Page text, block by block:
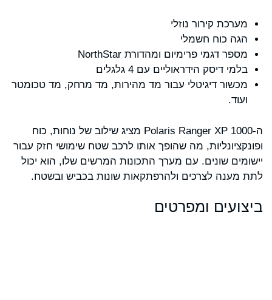
מערכת קירור נוזלי
הגה כוח חשמלי
מספר דגמי פרימיום ומהדורת NorthStar
בלמי דיסק הידראוליים עם 4 גלגלים
מכשור דיגיטלי עבור מד מהירות, מד מרחק, מד טכומטר
ועוד.
ה-Polaris Ranger XP 1000 מציג שילוב של נוחות, כוח
ופונקציונליות, מה שהופך אותו לרכב שטח שימושי חזק עבור
יישומים שונים. עם מערך התכונות המרשים שלו, הוא יכול
לתת מענה לצרכים ולהרפתקאות שונות בכביש ובשטח.
ביצועים ומפרטים